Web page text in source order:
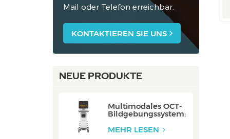
Mail oder Telefon erreichbar.
KONTAKTIEREN SIE UNS
NEUE PRODUKTE
Multimodales OCT-
Bildgebungssystem:
P80/P80-E
MEHR LESEN